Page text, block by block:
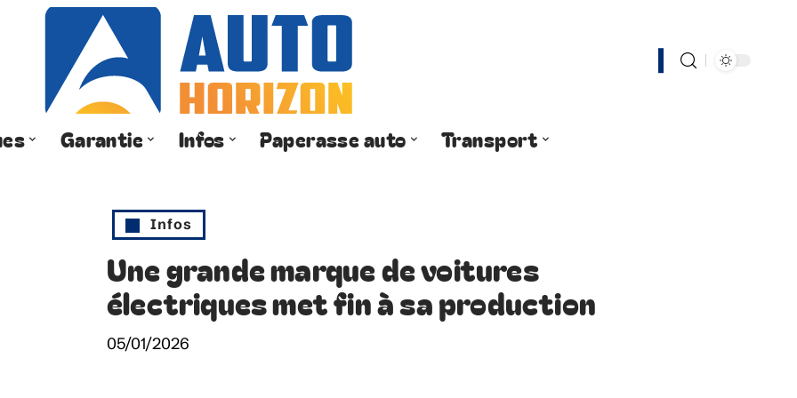
Garantie Infos Paperasse auto Transport
Infos
Une grande marque de voitures
électriques met fin à sa production
05/01/2026